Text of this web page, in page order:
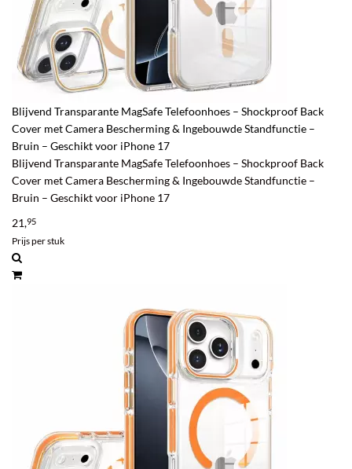
Blijvend Transparante MagSafe Telefoonhoes – Shockproof Back
Cover met Camera Bescherming & Ingebouwde Standfunctie –
Bruin – Geschikt voor iPhone 17
Blijvend Transparante MagSafe Telefoonhoes – Shockproof Back
Cover met Camera Bescherming & Ingebouwde Standfunctie –
Bruin – Geschikt voor iPhone 17
21,95
Prijs per stuk